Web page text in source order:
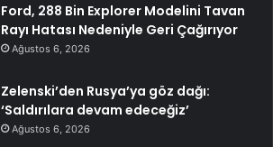
Ford, 288 Bin Explorer Modelini Tavan
Rayı Hatası Nedeniyle Geri Çağırıyor
Ağustos 6, 2026
Zelenski’den Rusya’ya göz dağı:
‘Saldırılara devam edeceğiz’
Ağustos 6, 2026